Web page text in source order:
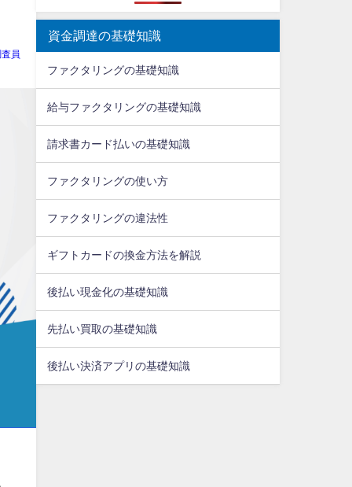
員
資金調達の基礎知識
ファクタリングの基礎知識
給与ファクタリングの基礎知識
請求書カード払いの基礎知識
ファクタリングの使い方
ファクタリングの違法性
ギフトカードの換金方法を解説
後払い現金化の基礎知識
先払い買取の基礎知識
後払い決済アプリの基礎知識